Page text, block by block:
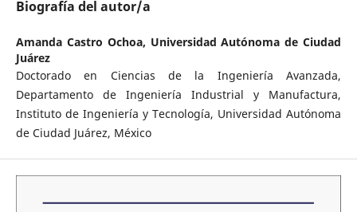
Biografía del autor/a
Amanda Castro Ochoa, Universidad Autónoma de Ciudad
Juárez
Doctorado en Ciencias de la Ingeniería Avanzada,
Departamento de Ingeniería Industrial y Manufactura,
Instituto de Ingeniería y Tecnología, Universidad Autónoma
de Ciudad Juárez, México